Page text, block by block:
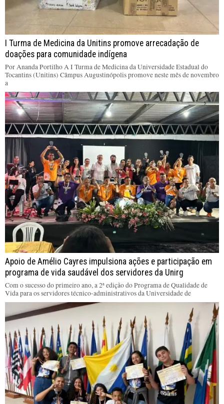
I Turma de Medicina da Unitins promove arrecadação de
doações para comunidade indígena
Por Ananda Portilho A I Turma de Medicina da Universidade Estadual do
Tocantins (Unitins) Câmpus Augustinópolis promove neste mês de novembro
a
Apoio de Amélio Cayres impulsiona ações e participação em
programa de vida saudável dos servidores da Unirg
Com o sucesso do primeiro ano, a 2ª edição do Programa de Qualidade de
Vida para os servidores técnico-administrativos da Universidade de